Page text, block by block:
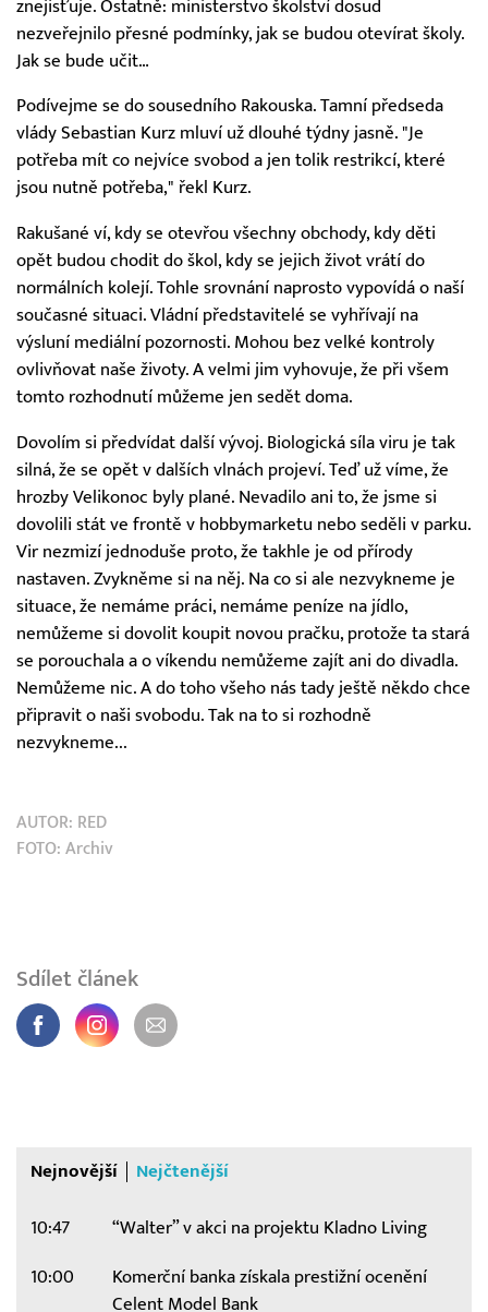
znejisťuje. Ostatně: ministerstvo školství dosud
nezveřejnilo přesné podmínky, jak se budou otevírat školy.
Jak se bude učit…
Podívejme se do sousedního Rakouska. Tamní předseda
vlády Sebastian Kurz mluví už dlouhé týdny jasně. "Je
potřeba mít co nejvíce svobod a jen tolik restrikcí, které
jsou nutně potřeba," řekl Kurz.
Rakušané ví, kdy se otevřou všechny obchody, kdy děti
opět budou chodit do škol, kdy se jejich život vrátí do
normálních kolejí. Tohle srovnání naprosto vypovídá o naší
současné situaci. Vládní představitelé se vyhřívají na
výsluní mediální pozornosti. Mohou bez velké kontroly
ovlivňovat naše životy. A velmi jim vyhovuje, že při všem
tomto rozhodnutí můžeme jen sedět doma.
Dovolím si předvídat další vývoj. Biologická síla viru je tak
silná, že se opět v dalších vlnách projeví. Teď už víme, že
hrozby Velikonoc byly plané. Nevadilo ani to, že jsme si
dovolili stát ve frontě v hobbymarketu nebo seděli v parku.
Vir nezmizí jednoduše proto, že takhle je od přírody
nastaven. Zvykněme si na něj. Na co si ale nezvykneme je
situace, že nemáme práci, nemáme peníze na jídlo,
nemůžeme si dovolit koupit novou pračku, protože ta stará
se porouchala a o víkendu nemůžeme zajít ani do divadla.
Nemůžeme nic. A do toho všeho nás tady ještě někdo chce
připravit o naši svobodu. Tak na to si rozhodně
nezvykneme...
AUTOR: RED
FOTO: Archiv
Sdílet článek
Nejnovější Nejčtenější
10:47 “Walter” v akci na projektu Kladno Living
10:00
Komerční banka získala prestižní ocenění
Celent Model Bank